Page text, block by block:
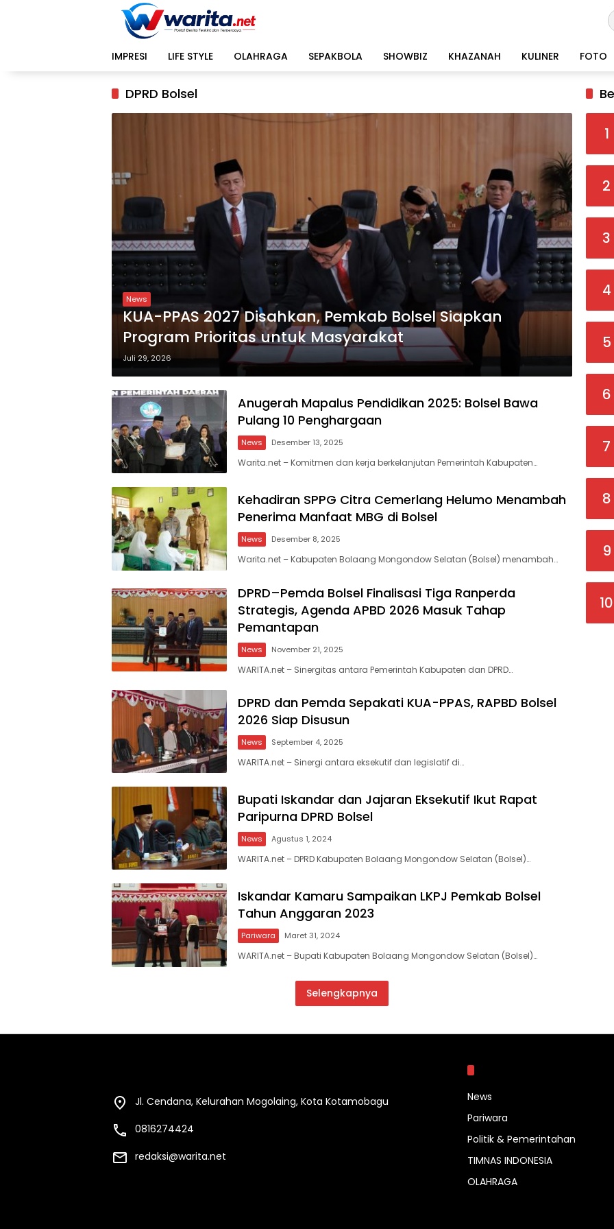
IMPRESI
LIFE STYLE OLAHRAGA SEPAKBOLA SHOWBIZ KHAZANAH KULINER FOTO
DPRD Bolsel
News
KUA-PPAS 2027 Disahkan, Pemkab Bolsel Siapkan
Program Prioritas untuk Masyarakat
Juli 29, 2026
Anugerah Mapalus Pendidikan 2025: Bolsel Bawa
Pulang 10 Penghargaan
News Desember 13, 2025
Warita.net – Komitmen dan kerja berkelanjutan Pemerintah Kabupaten…
Kehadiran SPPG Citra Cemerlang Helumo Menambah
Penerima Manfaat MBG di Bolsel
News Desember 8, 2025
Warita.net – Kabupaten Bolaang Mongondow Selatan (Bolsel) menambah…
DPRD–Pemda Bolsel Finalisasi Tiga Ranperda
Strategis, Agenda APBD 2026 Masuk Tahap
Pemantapan
News November 21, 2025
WARITA.net – Sinergitas antara Pemerintah Kabupaten dan DPRD…
DPRD dan Pemda Sepakati KUA-PPAS, RAPBD Bolsel
2026 Siap Disusun
News September 4, 2025
WARITA.net – Sinergi antara eksekutif dan legislatif di…
Bupati Iskandar dan Jajaran Eksekutif Ikut Rapat
Paripurna DPRD Bolsel
News Agustus 1, 2024
WARITA.net – DPRD Kabupaten Bolaang Mongondow Selatan (Bolsel)…
Iskandar Kamaru Sampaikan LKPJ Pemkab Bolsel
Tahun Anggaran 2023
Pariwara Maret 31, 2024
WARITA.net – Bupati Kabupaten Bolaang Mongondow Selatan (Bolsel)…
Selengkapnya
1
2
3
4
5
6
7
8
9
10
Jl. Cendana, Kelurahan Mogolaing, Kota Kotamobagu
0816274424
redaksi@warita.net
News
Pariwara
Politik & Pemerintahan
TIMNAS INDONESIA
OLAHRAGA